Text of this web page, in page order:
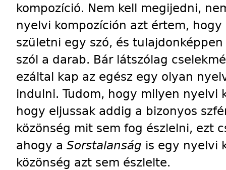
kompozíció. Nem kell megijedni,
nyelvi kompozíción azt értem,
születni egy szó, és
szól a darab. Bár látszólag
ezáltal kap az egész egy olyan
indulni. Tudom, hogy milyen nyelvi
hogy eljussak addig a bizonyos
közönség mit sem fog észlelni, ezt
ahogy a Sorstalanság is egy nyelvi
közönség azt sem észlelte.